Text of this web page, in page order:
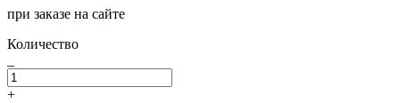
при заказе на сайте
Количество
+